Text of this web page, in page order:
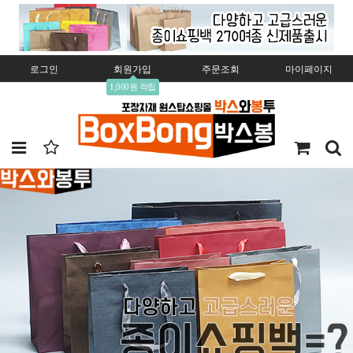
로그인 회원가입
1,000원 적립
주문조회 마이페이지